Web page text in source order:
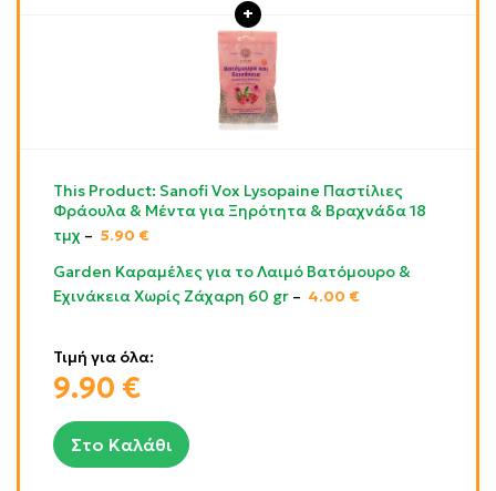
Τιμή για όλα:
9.90 €
Στο Καλάθι
This Product: Sanofi Vox Lysopaine Παστίλιες
Φράουλα & Μέντα για Ξηρότητα & Βραχνάδα 18
τμχ – 5.90 €
Garden Καραμέλες για το Λαιμό Βατόμουρο &
Εχινάκεια Χωρίς Ζάχαρη 60 gr – 4.00 €